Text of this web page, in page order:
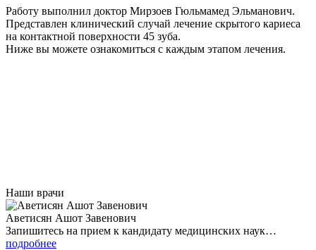
Работу выполнил доктор Мирзоев Гюльмамед Эльманович.
Представлен клинический случай лечение скрытого кариеса
на контактной поверхности 45 зуба.
Ниже вы можете ознакомиться с каждым этапом лечения.
Наши врачи
Аветисян Ашот Завенович
Запишитесь на прием к кандидату медицинских наук…
подробнее